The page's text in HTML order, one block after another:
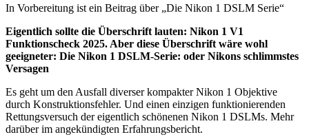
In Vorbereitung ist ein Beitrag über „Die Nikon 1 DSLM Serie“
Eigentlich sollte die Überschrift lauten: Nikon 1 V1
Funktionscheck 2025. Aber diese Überschrift wäre wohl
geeigneter: Die Nikon 1 DSLM-Serie: oder Nikons schlimmstes
Versagen
Es geht um den Ausfall diverser kompakter Nikon 1 Objektive
durch Konstruktionsfehler. Und einen einzigen funktionierenden
Rettungsversuch der eigentlich schönenen Nikon 1 DSLMs. Mehr
darüber im angekündigten Erfahrungsbericht.